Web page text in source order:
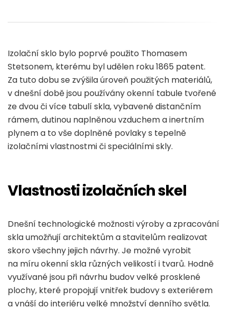
Izolační sklo bylo poprvé použito Thomasem
Stetsonem, kterému byl udělen roku 1865 patent.
Za tuto dobu se zvýšila úroveň použitých materiálů,
v dnešní době jsou používány okenní tabule tvořené
ze dvou či více tabulí skla, vybavené distančním
rámem, dutinou naplněnou vzduchem a inertním
plynem a to vše doplněné povlaky s tepelně
izolačními vlastnostmi či speciálními skly.
Vlastnosti izolačních skel
Dnešní technologické možnosti výroby a zpracování
skla umožňují architektům a stavitelům realizovat
skoro všechny jejich návrhy. Je možné vyrobit
na míru okenní skla různých velikostí i tvarů. Hodně
využívané jsou při návrhu budov velké prosklené
plochy, které propojují vnitřek budovy s exteriérem
a vnáší do interiéru velké množství denního světla.